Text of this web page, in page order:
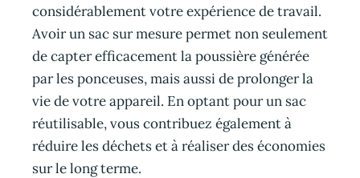
considérablement votre expérience de travail.
Avoir un sac sur mesure permet non seulement
de capter efficacement la poussière générée
par les ponceuses, mais aussi de prolonger la
vie de votre appareil. En optant pour un sac
réutilisable, vous contribuez également à
réduire les déchets et à réaliser des économies
sur le long terme.